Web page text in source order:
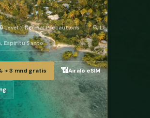
🔒 Level 1: Normal Precautions 🔍 Laag risico
Espiritu Santo
+ 3 mnd gratis 📶Airalo eSIM